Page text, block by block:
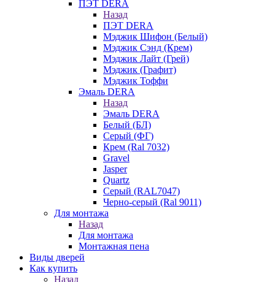
ПЭТ DERA
Назад
ПЭТ DERA
Мэджик Шифон (Белый)
Мэджик Сэнд (Крем)
Мэджик Лайт (Грей)
Мэджик (Графит)
Мэджик Тоффи
Эмаль DERA
Назад
Эмаль DERA
Белый (БЛ)
Серый (ФГ)
Крем (Ral 7032)
Gravel
Jasper
Quartz
Серый (RAL7047)
Черно-серый (Ral 9011)
Для монтажа
Назад
Для монтажа
Монтажная пена
Виды дверей
Как купить
Назад